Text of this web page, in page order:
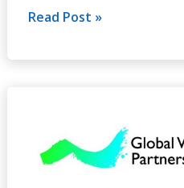
Read Post »
compte